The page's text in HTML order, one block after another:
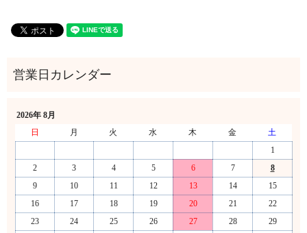
2026年 8月
日
月 火 水 木 金
土
1
2
3 4 5 6 7
8
9
10 11 12 13 14
15
16
17 18 19 20 21
22
23
24 25 26 27 28
29